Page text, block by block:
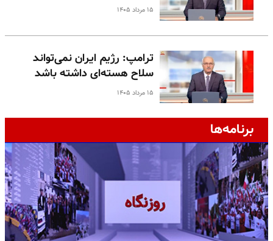
۱۵ مرداد ۱۴۰۵
ترامپ: رژیم ایران نمی‌تواند
سلاح هسته‌ای داشته باشد
۱۵ مرداد ۱۴۰۵
برنامه‌ها